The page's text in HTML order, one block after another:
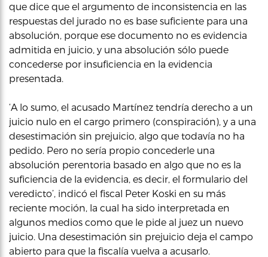
que dice que el argumento de inconsistencia en las
respuestas del jurado no es base suficiente para una
absolución, porque ese documento no es evidencia
admitida en juicio, y una absolución sólo puede
concederse por insuficiencia en la evidencia
presentada.
‘A lo sumo, el acusado Martínez tendría derecho a un
juicio nulo en el cargo primero (conspiración), y a una
desestimación sin prejuicio, algo que todavía no ha
pedido. Pero no sería propio concederle una
absolución perentoria basado en algo que no es la
suficiencia de la evidencia, es decir, el formulario del
veredicto’, indicó el fiscal Peter Koski en su más
reciente moción, la cual ha sido interpretada en
algunos medios como que le pide al juez un nuevo
juicio. Una desestimación sin prejuicio deja el campo
abierto para que la fiscalía vuelva a acusarlo.